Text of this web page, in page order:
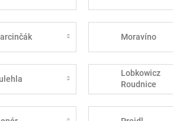
Moravíno
Lobkowicz
Roudnice